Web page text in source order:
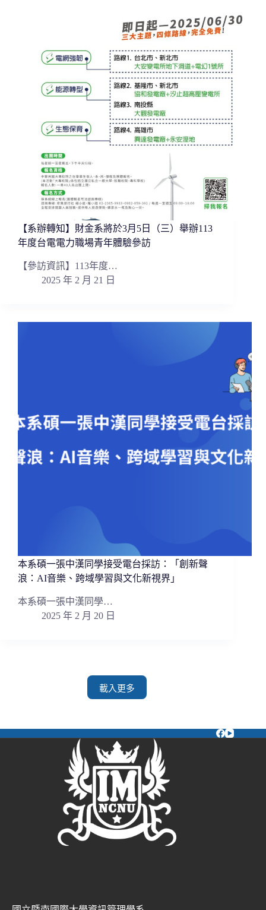
【系辦轉知】財金系將於3月5日（三）舉辦113
年度台電電力職場青年體驗參訪
【參訪資訊】113年度…
2025 年 2 月 21 日
本系碩一張中漢同學接受電台採訪：「創新聲
浪：AI音樂、跨域學習與文化新視界」
本系碩一張中漢同學…
2025 年 2 月 20 日
載入更多